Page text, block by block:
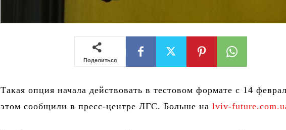
Поделиться
Такая опция начала действовать в тестовом формате с 14
этом сообщили в пресс-центре ЛГС. Больше наlviv-